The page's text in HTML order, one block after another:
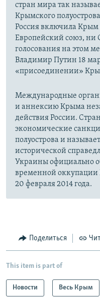
стран мира так
Крымского
Россия включила Крым
Европейский союз, ни
голосования на этом
Владимир Путин 18
«присоединении»
Международные
и аннексию Крыма
действия России.
экономические
полуострова и
исторической
Украины официально
временной оккупации
20 февраля 2014 года.
Поделиться
This item is part of
Новости Весь Крым